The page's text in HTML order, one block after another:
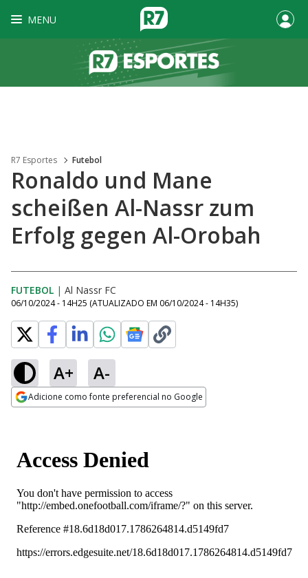
MENU
R7 Esportes Futebol
Ronaldo und Mane
scheißen Al-Nassr zum
Erfolg gegen Al-Orobah
FUTEBOL | Al Nassr FC
06/10/2024 - 14H25 (ATUALIZADO EM 06/10/2024 - 14H35)
A+ A-
Adicione como fonte preferencial no Google